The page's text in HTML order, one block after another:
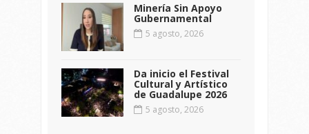
Minería Sin Apoyo
Gubernamental
5 agosto, 2026
Da inicio el Festival
Cultural y Artístico
de Guadalupe 2026
5 agosto, 2026